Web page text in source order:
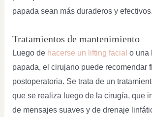
papada sean más duraderos y efectivos.
Tratamientos de mantenimiento
Luego de hacerse un lifting facial o una
papada, el cirujano puede recomendar
postoperatoria. Se trata de un
que se realiza luego de la cirugía, que
de mensajes suaves y de drenaje